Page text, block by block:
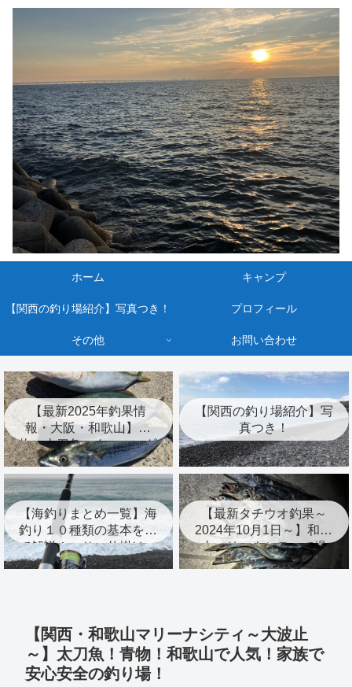
ホーム キャンプ
【関西の釣り場紹介】写真つき！ プロフィール
その他 お問い合わせ
【最新2025年釣果情
報・大阪・和歌山】青
物・太刀魚・タコ・エギ
ング・キスなど！
【関西の釣り場紹介】写
真つき！
【海釣りまとめ一覧】海
釣り１０種類の基本を全
て解説！エサ、仕掛け、
時期、おすすめ度も紹
【最新タチウオ釣果～
2024年10月1日～】和歌
山マリーナシティで爆
釣！釣果アップの秘訣紹
【関西・和歌山マリーナシティ～大波止
～】太刀魚！青物！和歌山で人気！家族で
安心安全の釣り場！